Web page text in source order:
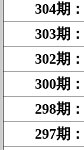
304期 ：
303期 ：
302期 ：
300期 ：
298期 ：
297期 ：